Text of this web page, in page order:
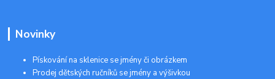
Novinky
Pískování na sklenice se jmény či obrázkem
Prodej dětských ručníků se jmény a výšivkou